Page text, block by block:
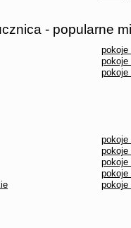
- popularne
pokoje
pokoje
pokoje
pokoje
pokoje
pokoje
pokoje
pokoje